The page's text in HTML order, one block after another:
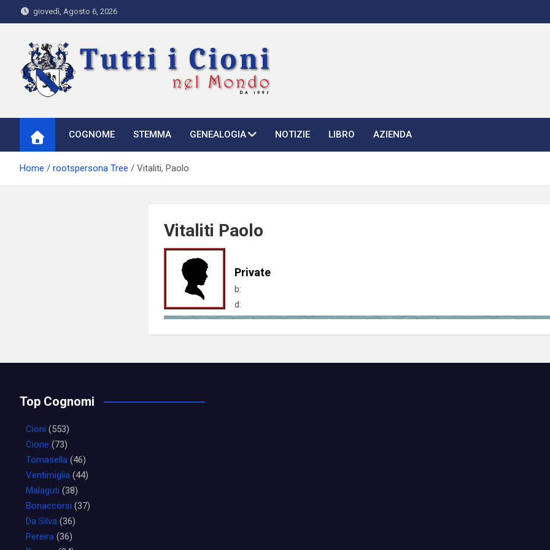
to
giovedì, Agosto 6, 2026
Tutti i Cioni nel Mondo
COGNOME STEMMA GENEALOGIA NOTIZIE LIBRO AZIENDA
Home rootspersona Tree Vitaliti, Paolo
Vitaliti Paolo
Private
b:
d:
Top Cognomi
Cioni (553)
Cione (73)
Tomasella (46)
Ventimiglia (44)
Malaguti (38)
Bonaccorsi (37)
Da Silva (36)
Pereira (36)